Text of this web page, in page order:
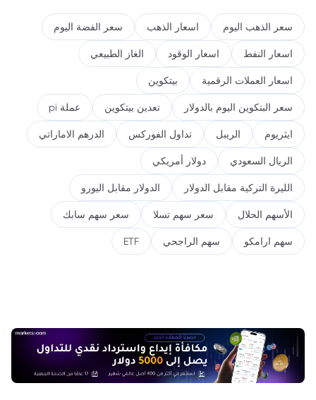
سعر الذهب اليوم اسعار الذهب سعر الفضة اليوم
اسعار النفط اسعار الوقود الغاز الطبيعي
اسعار العملات الرقمية بيتكوين
سعر البتكوين اليوم بالدولار تعدين بيتكوين عملة pi
ايثريوم الريبل تداول الفوركس الدرهم الاماراتي
الريال السعودي دولار أمريكي
الليرة التركية مقابل الدولار الدولار مقابل اليورو
الأسهم الحلال سعر سهم تسلا سعر سهم سابك
سهم ارامكو سهم الراجحي ETF